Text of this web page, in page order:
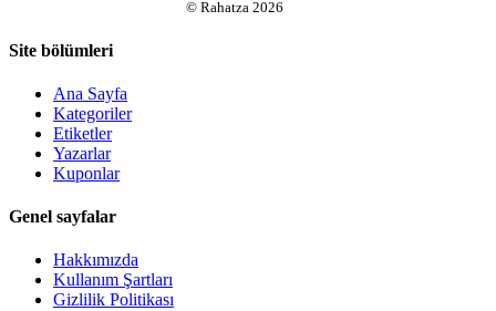
© Rahatza 2026
Site bölümleri
Ana Sayfa
Kategoriler
Etiketler
Yazarlar
Kuponlar
Genel sayfalar
Hakkımızda
Kullanım Şartları
Gizlilik Politikası